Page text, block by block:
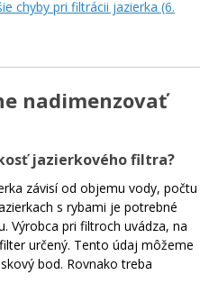
chyby pri filtrácii jazierka (6.
nadimenzovať
jazierkového filtra?
závisí od objemu vody, počtu
s rybami je potrebné
Výrobca pri filtroch uvádza, na
určený. Tento údaj môžeme
bod. Rovnako treba